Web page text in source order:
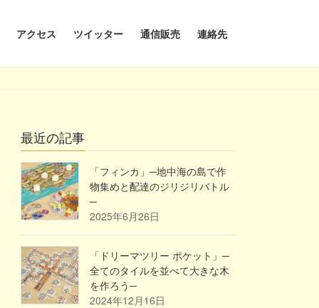
アクセス ツイッター 通信販売 連絡先
最近の記事
「フィンカ」─地中海の島で作
物集めと配達のジリジリバトル
─
2025年6月26日
「ドリーマツリー ポケット」─
全てのタイルを並べて大きな木
を作ろう─
2024年12月16日